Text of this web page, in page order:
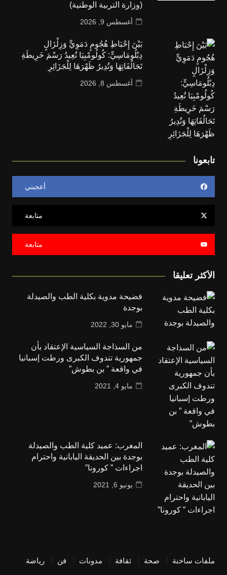
(وزارة التربية الوطنية)
أغسطس 9, 2026
بَيْنَ إِحْبَاطِ هُجُومٍ دَمَوِيٍّ وَزِلْزَالٍ
دِبْلُومَاسِيٍّ: كُولُومْبِيَا تُعِيدُ رَسْمَ خَرِيطَةِ
تَحَالُفَاتِهَا وَتُدِيرُ ظَهْرَهَا لِلْجَزَائِرِ
أغسطس 8, 2026
تابعونا
أعجبني
متابعة
متابعة
الأكثر تعليقا
فضيحة مدوية بكلية الطب والصيدلة
بوجدة
مايو 30, 2022
من السذاجة السياسية الإعتقاد بأن
جمهورية تندوف الكبرى ورطت إسبانيا
في واقعة ” بن بطوش”
مايو 4, 2021
المغرب: عميد كلية الطب والصيدلة
بوجدة بين الحديقة اليابانية واحترام
اجراءات ” كورونا”
يونيو 6, 2021
ملفات ساخنة صحة ثقافة مدونات فن رياضة